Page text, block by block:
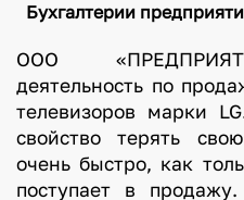
Бухгалтерии
ООО
деятельность по
телевизоров марки
свойство терять
очень быстро, как
поступает в